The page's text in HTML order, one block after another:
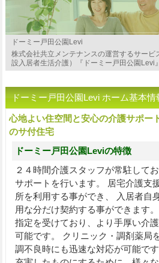
ドーミー戸田公園Levi
株式会社共立メンテナンスの運営するサービ
設入居者生活介護）『ドーミー戸田公園Levi
ドーミー戸田公園Levi ホーム基本情
心地よい住空間と安心の介護サポー
のサ付住宅
ドーミー戸田公園Leviの特徴
２４時間介護スタッフが常駐して
サポートを行います。 居宅介護支
所を利用する事ができ、 入居者自
用な分だけ契約する事ができます
指定を受けており、より手厚い介
可能です。 クリニック・調剤薬局
調不良時にも迅速な対応が可能で